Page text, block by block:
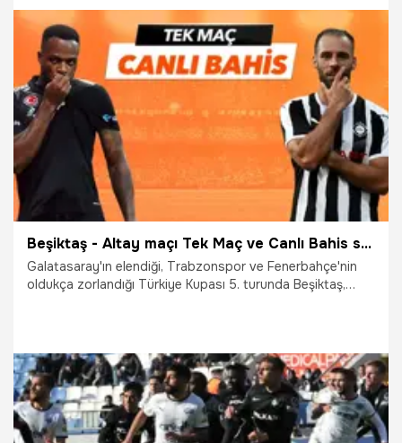
boyunca Misli.com'da olacak!
19.01.2022 İddaa
Beşiktaş - Altay maçı Tek Maç ve Canlı Bahis seçenekleriyle Misli.com’da
Galatasaray'ın elendiği, Trabzonspor ve Fenerbahçe'nin
oldukça zorlandığı Türkiye Kupası 5. turunda Beşiktaş,
Misli.com’da yaşayabileceksiniz. Unutmayın, Türkiye'den
futbol keyfi sezon boyunca Misli.com'da olacak!
30.12.2021 İddaa